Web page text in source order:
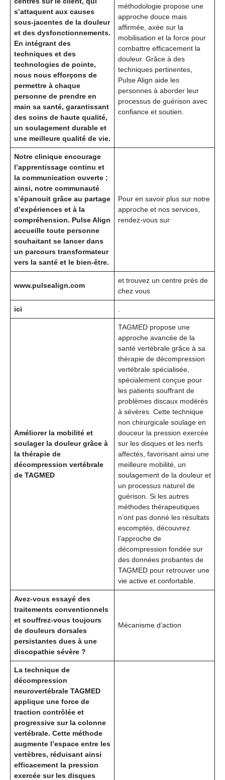
s’attaquent aux causes
sous-jacentes de la douleur
et des dysfonctionnements.
En intégrant des
techniques et des
technologies de pointe,
nous nous efforçons de
permettre à chaque
personne de prendre en
main sa santé, garantissant
des soins de haute qualité,
un soulagement durable et
une meilleure qualité de vie.
méthodologie propose une
approche douce mais
affirmée, axée sur la
mobilisation et la force pour
combattre efficacement la
douleur. Grâce à des
techniques pertinentes,
Pulse Align aide les
personnes à aborder leur
processus de guérison avec
confiance et soutien.
Notre clinique encourage
l’apprentissage continu et
la communication ouverte ;
ainsi, notre communauté
s’épanouit grâce au partage
d’expériences et à la
compréhension. Pulse Align
accueille toute personne
souhaitant se lancer dans
un parcours transformateur
vers la santé et le bien-être.
Pour en savoir plus sur notre
approche et nos services,
rendez-vous sur
www.pulsealign.com
et trouvez un centre près de
chez vous
ici
Améliorer la mobilité et
soulager la douleur grâce à
la thérapie de
décompression vertébrale
de TAGMED
TAGMED propose une
approche avancée de la
santé vertébrale grâce à sa
thérapie de décompression
vertébrale spécialisée,
spécialement conçue pour
les patients souffrant de
problèmes discaux modérés
à sévères. Cette technique
non chirurgicale soulage en
douceur la pression exercée
sur les disques et les nerfs
affectés, favorisant ainsi une
meilleure mobilité, un
soulagement de la douleur et
un processus naturel de
guérison. Si les autres
méthodes thérapeutiques
n’ont pas donné les résultats
escomptés, découvrez
l’approche de
décompression fondée sur
des données probantes de
TAGMED pour retrouver une
vie active et confortable.
Avez-vous essayé des
traitements conventionnels
et souffrez-vous toujours
de douleurs dorsales
persistantes dues à une
discopathie sévère ?
Mécanisme d’action
La technique de
décompression
neurovertébrale TAGMED
applique une force de
traction contrôlée et
progressive sur la colonne
vertébrale. Cette méthode
augmente l’espace entre les
vertèbres, réduisant ainsi
efficacement la pression
exercée sur les disques